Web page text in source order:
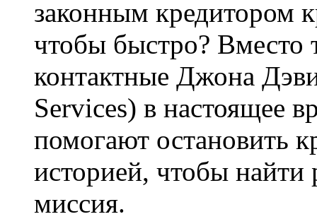
законным кредитором
чтобы быстро? Вместо
контактные Джона
Services) в настоящее
помогают остановить
историей, чтобы
миссия.